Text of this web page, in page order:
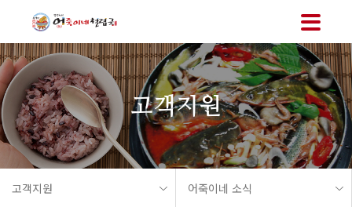
메뉴 바로가기
고객지원
고객지원 어죽이네 소식